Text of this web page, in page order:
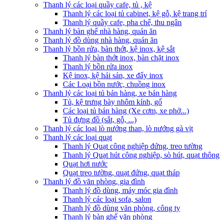
Thanh lý các loại quầy cafe, tủ , kệ
Thanh lý các loại tủ cabinet, kệ gỗ, kệ trang trí
Thanh lý quầy cafe, pha chế, thu ngân
Thanh lý bàn ghế nhà hàng, quán ăn
Thanh lý đồ dùng nhà hàng, quán ăn
Thanh lý bồn rửa, bàn thớt, kệ inox, kệ sắt
Thanh lý bàn thớt inox, bàn chặt inox
Thanh lý bồn rửa inox
Kệ inox, kệ hải sản, xe đẩy inox
Các Loại bồn nước, chuồng inox
Thanh lý các loại tủ bán hàng, xe bán hàng
Tủ, kệ trưng bày nhôm kính, gổ
Các loại tủ bán hàng (Xe cơm, xe phở...)
Tủ đựng đồ (sắt, gỗ, ...)
Thanh lý các loại lò nướng than, lò nướng gà vịt
Thanh lý các loại quạt
Thanh lý Quạt công nghiệp đứng, treo tường
Thanh lý Quạt hút công nghiệp, sò hút, quạt
Quạt hơi nước
Quạt treo tường, quạt đứng, quạt tháp
Thanh lý đồ văn phòng, gia đình
Thanh lý đồ dùng, máy móc gia đình
Thanh lý các loại sofa, salon
Thanh lý đồ dùng văn phòng, công ty
Thanh lý bàn ghế văn phòng